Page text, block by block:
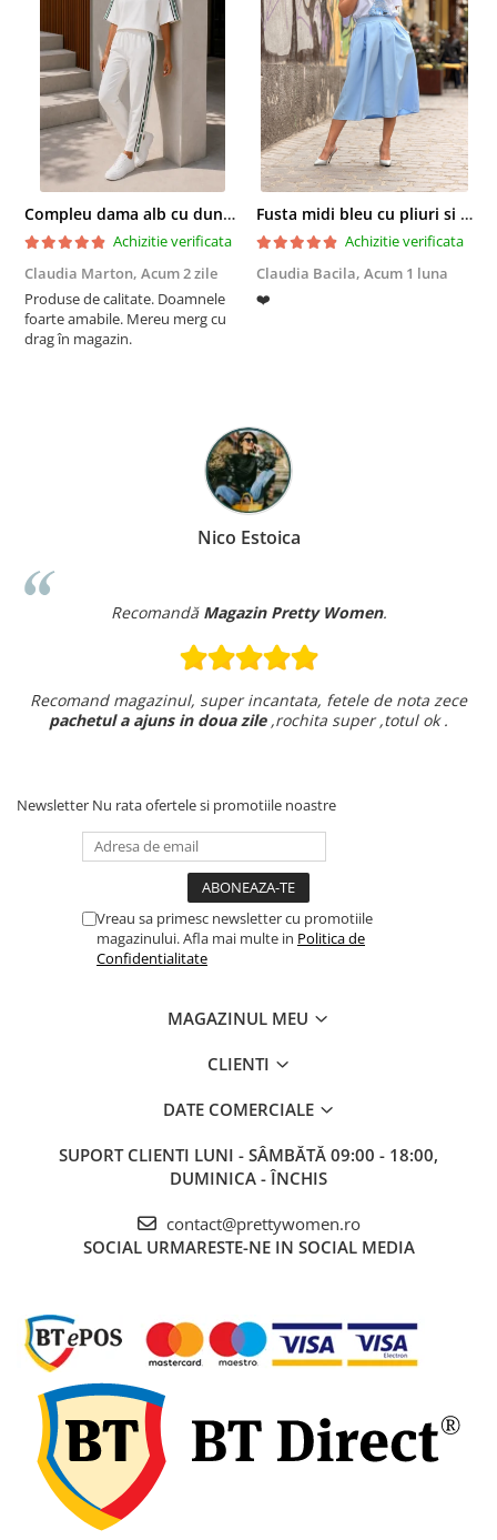
Compleu dama alb cu dungi laterale in nuante de verde si negru
Achizitie verificata
Claudia Marton, Acum 2 zile
Produse de calitate. Doamnele
foarte amabile. Mereu merg cu
drag în magazin.
Fusta midi bleu cu pliuri si buzunare
Achizitie verificata
Claudia Bacila, Acum 1 luna
❤️
Nico Estoica
Recomandă Magazin Pretty Women.
Recomand magazinul, super incantata, fetele de nota zece
pachetul a ajuns in doua zile,rochita super ,totul ok .
Newsletter Nu rata ofertele si promotiile noastre
Vreau sa primesc newsletter cu promotiile
magazinului. Afla mai multe in Politica de
Confidentialitate
MAGAZINUL MEU
CLIENTI
DATE COMERCIALE
SUPORT CLIENTI LUNI - SÂMBĂTĂ 09:00 - 18:00,
DUMINICA - ÎNCHIS
contact@prettywomen.ro
SOCIAL URMARESTE-NE IN SOCIAL MEDIA